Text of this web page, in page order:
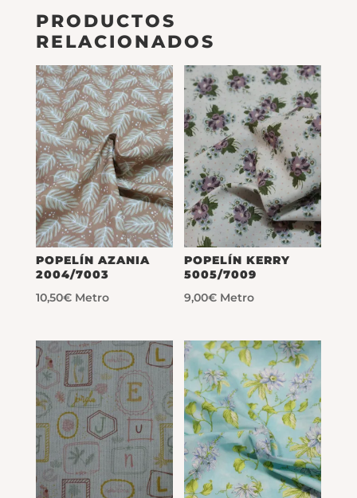
PRODUCTOS
RELACIONADOS
POPELÍN AZANIA
2004/7003
10,50€ Metro
POPELÍN KERRY
5005/7009
9,00€ Metro